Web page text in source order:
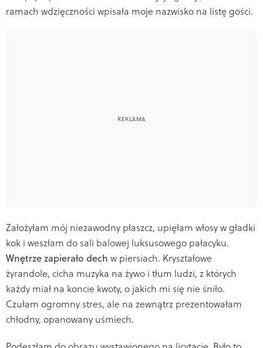
ramach wdzięczności wpisała moje nazwisko na listę gości.
Założyłam mój niezawodny płaszcz, upięłam włosy w gładki
kok i weszłam do sali balowej luksusowego pałacyku.
Wnętrze zapierało dech w piersiach. Kryształowe
żyrandole, cicha muzyka na żywo i tłum ludzi, z których
każdy miał na koncie kwoty, o jakich mi się nie śniło.
Czułam ogromny stres, ale na zewnątrz prezentowałam
chłodny, opanowany uśmiech.